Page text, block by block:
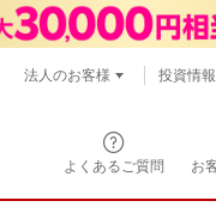
よくあるご質問 お
法人のお客様 投資情